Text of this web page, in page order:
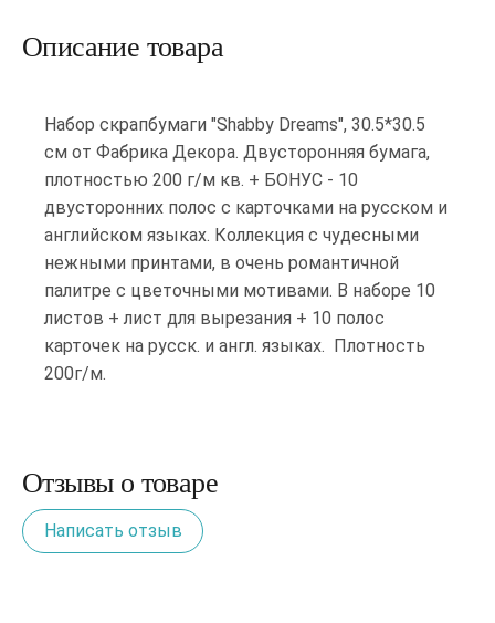
Описание товара
Набор скрапбумаги "Shabby Dreams", 30.5*30.5
см от Фабрика Декора. Двусторонняя бумага,
плотностью 200 г/м кв. + БОНУС - 10
двусторонних полос с карточками на русском и
английском языках. Коллекция с чудесными
нежными принтами, в очень романтичной
палитре с цветочными мотивами. В наборе 10
листов + лист для вырезания + 10 полос
карточек на русск. и англ. языках. Плотность
200г/м.
Отзывы о товаре
Написать отзыв